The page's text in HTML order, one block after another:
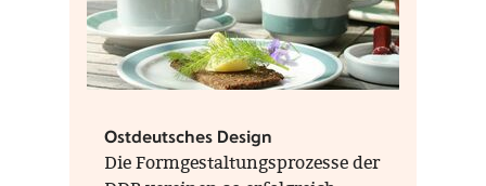
Ostdeutsches Design
Die Formgestaltungsprozesse der